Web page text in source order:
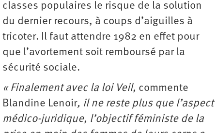
classes populaires le risque de la solution
du dernier recours, à coups d’aiguilles à
tricoter. Il faut attendre 1982 en effet pour
que l’avortement soit remboursé par la
sécurité sociale.
« Finalement avec la loi Veil, commente
Blandine Lenoir, il ne reste plus que l’aspect
médico-juridique, l’objectif féministe de la